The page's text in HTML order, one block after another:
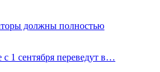
должны полностью
1 сентября переведут в…